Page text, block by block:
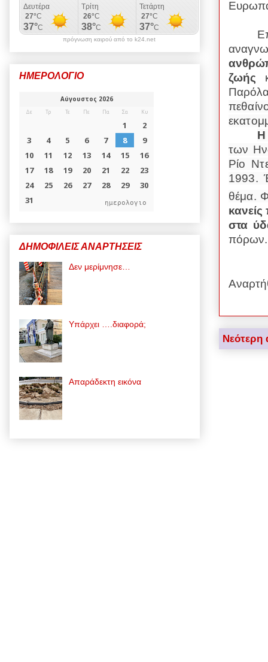
ζωής
Η
των
Ρίο
1993.
θέμα.
στα
πόρων.
Νεότερη
πρόγνωση καιρού από το k24.net
ΗΜΕΡΟΛΟΓΙΟ
ημερολογιο
ΔΗΜΟΦΙΛΕΙΣ ΑΝΑΡΤΗΣΕΙΣ
Δεν μερίμνησε…
Υπάρχει ….διαφορά;
Απαράδεκτη εικόνα